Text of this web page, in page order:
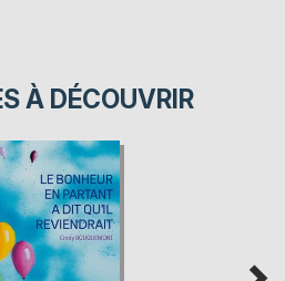
À DÉCOUVRIR